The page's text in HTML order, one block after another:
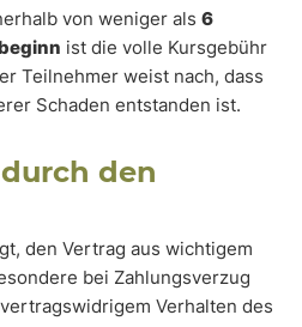
von weniger als 6
ist die volle Kursgebühr
Teilnehmer weist nach, dass
Schaden entstanden ist.
den
den Vertrag aus wichtigem
bei Zahlungsverzug
Verhalten des